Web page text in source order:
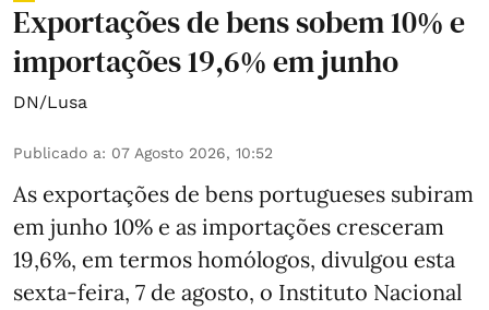
Exportações de bens sobem 10% e
importações 19,6% em junho
DN/Lusa
Publicado a: 07 Agosto 2026, 10:52
As exportações de bens portugueses subiram
em junho 10% e as importações cresceram
19,6%, em termos homólogos, divulgou esta
sexta-feira, 7 de agosto, o Instituto Nacional